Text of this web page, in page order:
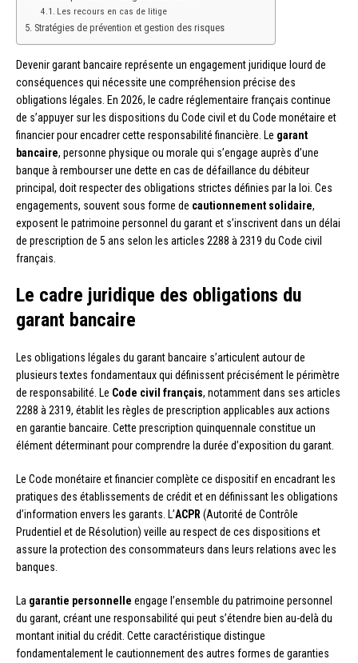
Les recours en cas de litige
Stratégies de prévention et gestion des risques
Devenir garant bancaire représente un engagement juridique lourd de
conséquences qui nécessite une compréhension précise des
obligations légales. En 2026, le cadre réglementaire français continue
de s’appuyer sur les dispositions du Code civil et du Code monétaire et
financier pour encadrer cette responsabilité financière. Le garant
bancaire, personne physique ou morale qui s’engage auprès d’une
banque à rembourser une dette en cas de défaillance du débiteur
principal, doit respecter des obligations strictes définies par la loi. Ces
engagements, souvent sous forme de cautionnement solidaire,
exposent le patrimoine personnel du garant et s’inscrivent dans un délai
de prescription de 5 ans selon les articles 2288 à 2319 du Code civil
français.
Le cadre juridique des obligations du
garant bancaire
Les obligations légales du garant bancaire s’articulent autour de
plusieurs textes fondamentaux qui définissent précisément le périmètre
de responsabilité. Le Code civil français, notamment dans ses articles
2288 à 2319, établit les règles de prescription applicables aux actions
en garantie bancaire. Cette prescription quinquennale constitue un
élément déterminant pour comprendre la durée d’exposition du garant.
Le Code monétaire et financier complète ce dispositif en encadrant les
pratiques des établissements de crédit et en définissant les obligations
d’information envers les garants. L’ACPR(Autorité de Contrôle
Prudentiel et de Résolution) veille au respect de ces dispositions et
assure la protection des consommateurs dans leurs relations avec les
banques.
La garantie personnelle engage l’ensemble du patrimoine personnel
du garant, créant une responsabilité qui peut s’étendre bien au-delà du
montant initial du crédit. Cette caractéristique distingue
fondamentalement le cautionnement des autres formes de garanties